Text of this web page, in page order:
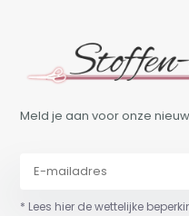
Meld je aan voor onze
* Lees hier de wettelijke